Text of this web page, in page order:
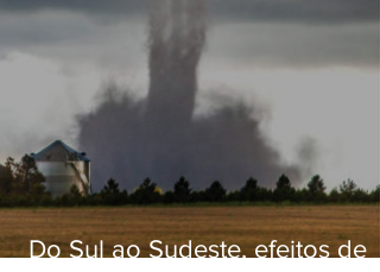
Do Sul ao Sudeste, efeitos de